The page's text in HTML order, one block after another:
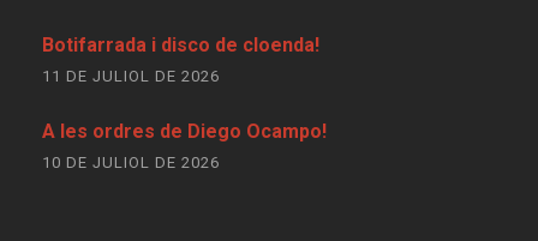
Botifarrada i disco de cloenda!
11 DE JULIOL DE 2026
A les ordres de Diego Ocampo!
10 DE JULIOL DE 2026